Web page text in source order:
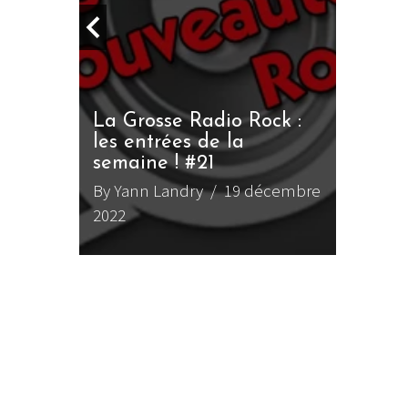
La Grosse Radio Rock :
les entrées de la
semaine ! #21
By Yann Landry/ 19 décembre
2022